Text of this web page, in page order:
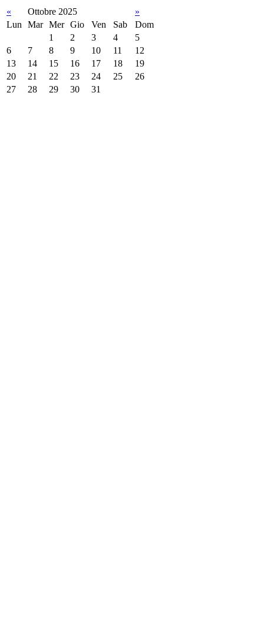
« Ottobre 2025
»
Lun
Mar Mer Gio Ven Sab
Dom
1
2 3 4
5
6
7 8 9 10 11
12
13
14 15 16 17 18
19
20
21 22 23 24 25
26
27
28 29 30 31